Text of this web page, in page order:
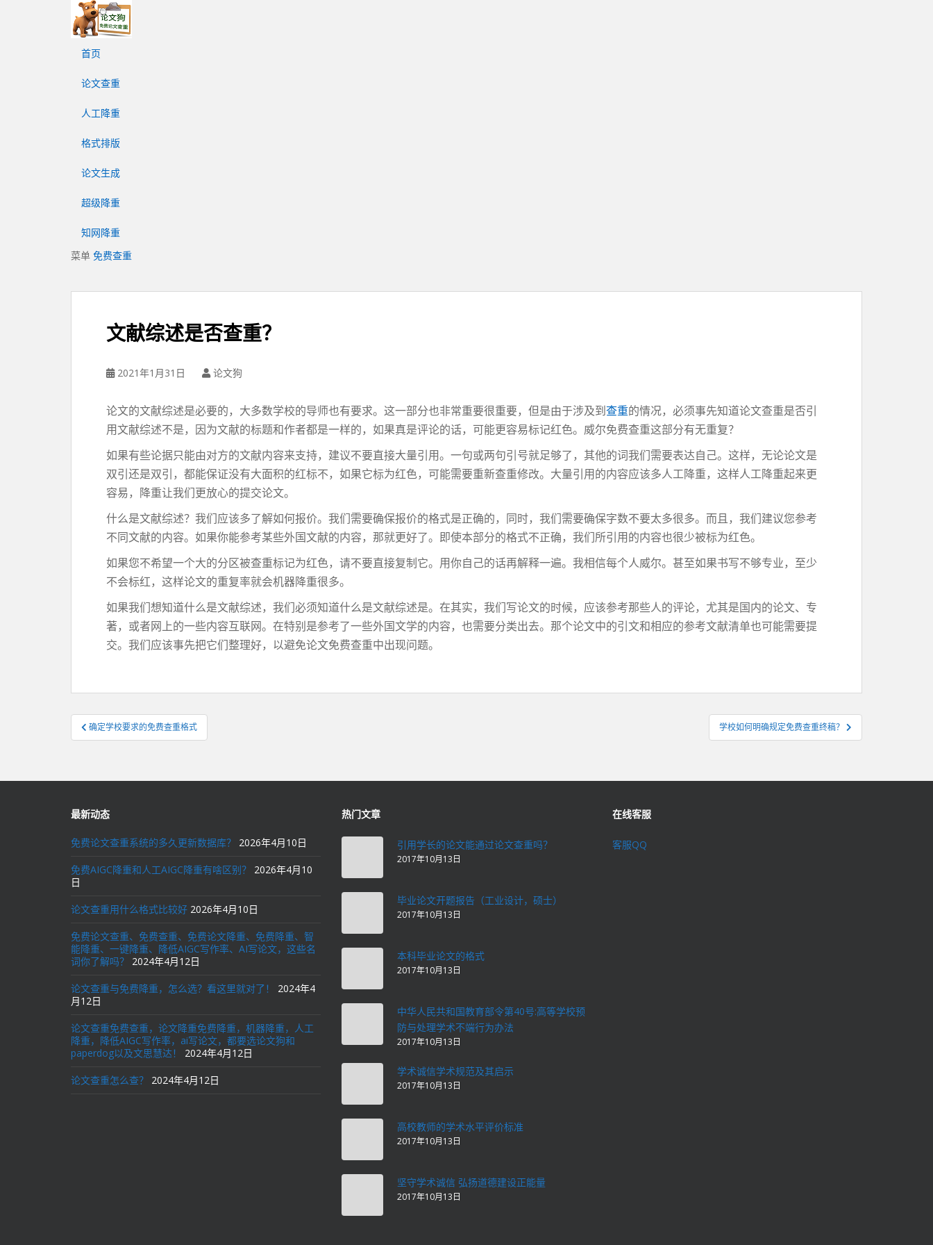
首页
论文查重
人工降重
格式排版
论文生成
超级降重
知网降重
菜单 免费查重
文献综述是否查重？
2021年1月31日 论文狗
论文的文献综述是必要的，大多数学校的导师也有要求。这一部分也非常重要很重要，但是由于涉及到查重的情况，必须事先知道论文查重是否引
用文献综述不是，因为文献的标题和作者都是一样的，如果真是评论的话，可能更容易标记红色。威尔免费查重这部分有无重复？
如果有些论据只能由对方的文献内容来支持，建议不要直接大量引用。一句或两句引号就足够了，其他的词我们需要表达自己。这样，无论论文是
双引还是双引，都能保证没有大面积的红标不，如果它标为红色，可能需要重新查重修改。大量引用的内容应该多人工降重，这样人工降重起来更
容易，降重让我们更放心的提交论文。
什么是文献综述？我们应该多了解如何报价。我们需要确保报价的格式是正确的，同时，我们需要确保字数不要太多很多。而且，我们建议您参考
不同文献的内容。如果你能参考某些外国文献的内容，那就更好了。即使本部分的格式不正确，我们所引用的内容也很少被标为红色。
如果您不希望一个大的分区被查重标记为红色，请不要直接复制它。用你自己的话再解释一遍。我相信每个人威尔。甚至如果书写不够专业，至少
不会标红，这样论文的重复率就会机器降重很多。
如果我们想知道什么是文献综述，我们必须知道什么是文献综述是。在其实，我们写论文的时候，应该参考那些人的评论，尤其是国内的论文、专
著，或者网上的一些内容互联网。在特别是参考了一些外国文学的内容，也需要分类出去。那个论文中的引文和相应的参考文献清单也可能需要提
交。我们应该事先把它们整理好，以避免论文免费查重中出现问题。
文
章
航
确定学校要求的免费查重格式 学校如何明确规定免费查重终稿？
最新动态
免费论文查重系统的多久更新数据库？ 2026年4月10日
免费AIGC降重和人工AIGC降重有啥区别？
2026年4月10
日
论文查重用什么格式比较好 2026年4月10日
免费论文查重、免费查重、免费论文降重、免费降重、智
能降重、一键降重、降低AIGC写作率、AI写论文，这些名
词你了解吗？
2024年4月12日
论文查重与免费降重，怎么选？看这里就对了！
2024年4
月12日
论文查重免费查重，论文降重免费降重，机器降重，人工
降重，降低AIGC写作率，ai写论文，都要选论文狗和
paperdog以及文思慧达！
2024年4月12日
论文查重怎么查？ 2024年4月12日
热门文章
引用学长的论文能通过论文查重吗？
2017年10月13日
毕业论文开题报告（工业设计，硕士）
2017年10月13日
本科毕业论文的格式
2017年10月13日
中华人民共和国教育部令第40号:高等学校预
防与处理学术不端行为办法
2017年10月13日
学术诚信学术规范及其启示
2017年10月13日
高校教师的学术水平评价标准
2017年10月13日
坚守学术诚信 弘扬道德建设正能量
2017年10月13日
在线客服
客服QQ